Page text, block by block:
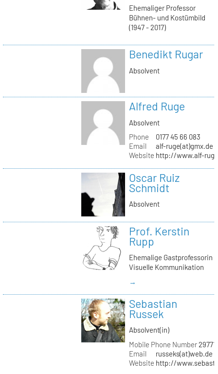
Ehemaliger Professor
Bühnen- und Kostümbild
(1947 - 2017)
Benedikt Rugar
Absolvent
Alfred Ruge
Absolvent
Phone
0177 45 66 083
Email
alf-ruge(at)gmx.de
Website http://www.alf-
Oscar Ruiz
Schmidt
Absolvent
Prof. Kerstin
Rupp
Ehemalige Gastprofessorin
Visuelle Kommunikation
→
Sebastian
Russek
Absolvent(in)
Mobile Phone Number
Email
russeks(at)web.de
Website http://